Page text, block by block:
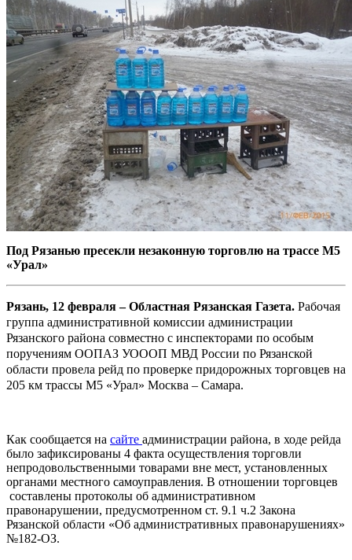
Под Рязанью пресекли незаконную торговлю на трассе М5
«Урал»
Рязань, 12 февраля – Областная Рязанская Газета. Рабочая
группа административной комиссии администрации
Рязанского района совместно с инспекторами по особым
поручениям ООПАЗ УОООП МВД России по Рязанской
области провела рейд по проверке придорожных торговцев на
205 км трассы М5 «Урал» Москва – Самара.
Как сообщается на сайте администрации района, в ходе рейда
было зафиксированы 4 факта осуществления торговли
непродовольственными товарами вне мест, установленных
органами местного самоуправления. В отношении торговцев
составлены протоколы об административном
правонарушении, предусмотренном ст. 9.1 ч.2 Закона
Рязанской области «Об административных правонарушениях»
№182-ОЗ.